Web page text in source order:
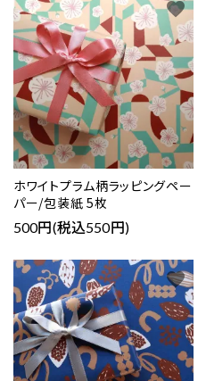
ホワイトプラム柄ラッピングペー
パー/包装紙 5枚
500円(税込550円)
favorite
favorite